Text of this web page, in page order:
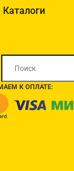
Каталоги
К ОПЛАТЕ: